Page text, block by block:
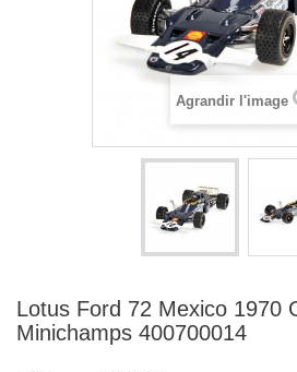
Agrandir l'image
Lotus Ford 72 Mexico 1970
Minichamps 400700014